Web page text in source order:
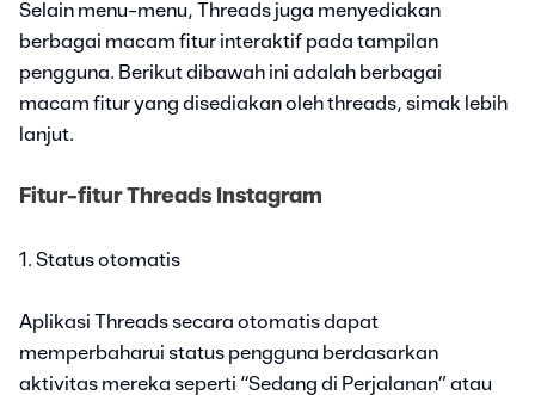
Selain menu-menu, Threads juga menyediakan
berbagai macam fitur interaktif pada tampilan
pengguna. Berikut dibawah ini adalah berbagai
macam fitur yang disediakan oleh threads, simak lebih
lanjut.
Fitur-fitur Threads Instagram
1. Status otomatis
Aplikasi Threads secara otomatis dapat
memperbaharui status pengguna berdasarkan
aktivitas mereka seperti “Sedang di Perjalanan” atau